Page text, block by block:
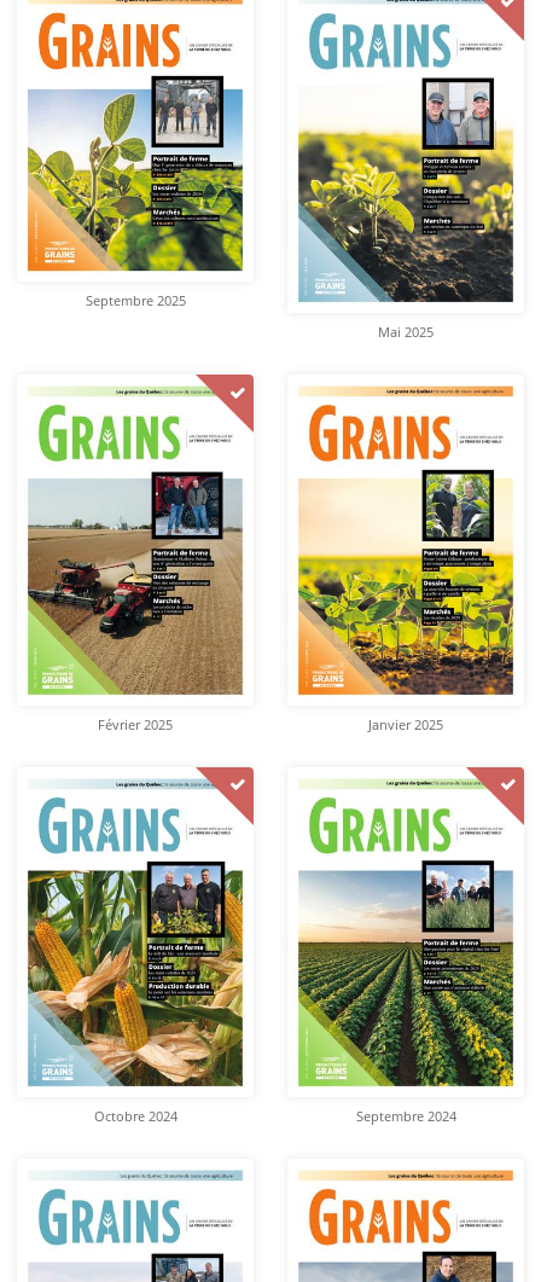
Septembre 2025
Mai 2025
Février 2025 Janvier 2025
Octobre 2024 Septembre 2024